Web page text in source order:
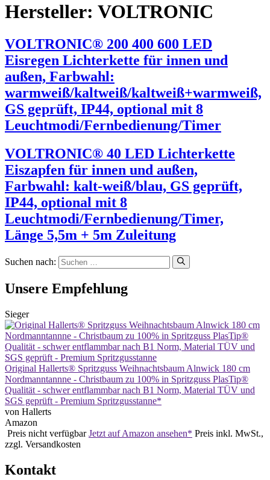
Hersteller: VOLTRONIC
VOLTRONIC® 200 400 600 LED
Eisregen Lichterkette für innen und
außen, Farbwahl:
warmweiß/kaltweiß/kaltweiß+warmweiß,
GS geprüft, IP44, optional mit 8
Leuchtmodi/Fernbedienung/Timer
VOLTRONIC® 40 LED Lichterkette
Eiszapfen für innen und außen,
Farbwahl: kalt-weiß/blau, GS geprüft,
IP44, optional mit 8
Leuchtmodi/Fernbedienung/Timer,
Länge 5,5m + 5m Zuleitung
Suchen nach:
Unsere Empfehlung
Sieger
Original Hallerts® Spritzguss Weihnachtsbaum Alnwick 180 cm
Nordmanntannne - Christbaum zu 100% in Spritzguss PlasTip®
Qualität - schwer entflammbar nach B1 Norm, Material TÜV und
SGS geprüft - Premium Spritzgusstanne*
von Hallerts
Amazon
Preis nicht verfügbar Jetzt auf Amazon ansehen* Preis inkl. MwSt.,
zzgl. Versandkosten
Kontakt